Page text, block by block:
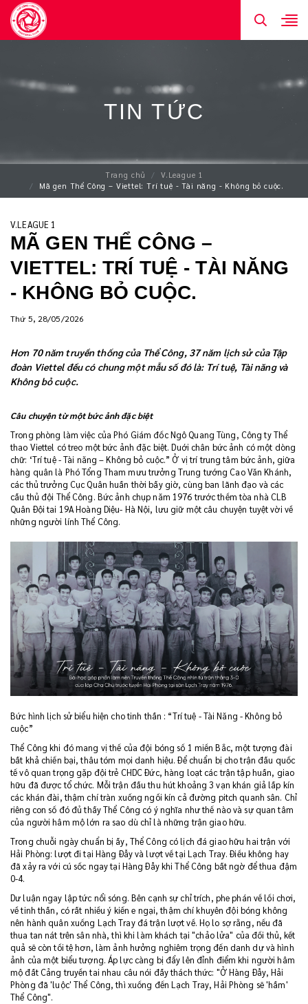
TIN TỨC
Trang chủ
V.League 1
Mã gen Thể Công – Viettel: Trí tuệ - Tài năng - Không bỏ cuộc.
V.LEAGUE 1
MÃ GEN THỂ CÔNG –
VIETTEL: TRÍ TUỆ - TÀI NĂNG
- KHÔNG BỎ CUỘC.
Thứ 5, 28/05/2026
Hơn 70 năm truyền thống của Thể Công, 37 năm lịch sử của Tập
đoàn Viettel đều có chung một mẫu số đó là: Trí tuệ, Tài năng và
Không bỏ cuộc.
Câu chuyện từ một bức ảnh đặc biệt
Trong phòng làm việc của Phó Giám đốc Ngô Quang Tùng, Công ty Thể
thao Viettel có treo một bức ảnh đặc biệt. Duới chân bức ảnh có một dòng
chữ: ‘Trí tuệ - Tài năng – Không bỏ cuộc.” Ở vị trí trung tâm bức ảnh, giữa
hàng quân là Phó Tổng Tham mưu trưởng Trung tướng Cao Văn Khánh,
các thủ trưởng Cục Quân huấn thời bấy giờ, cùng ban lãnh đạo và các
cầu thủ đội Thể Công. Bức ảnh chụp năm 1976 trước thềm tòa nhà CLB
Quân Đội tai 19A Hoàng Diệu- Hà Nội, lưu giữ một câu chuyện tuyệt vời về
những người lính Thể Công.
Bức hình lịch sử biểu hiện cho tinh thần : “Trí tuệ - Tài Năng - Không bỏ
cuộc”
Thể Công khi đó mang vị thế của đội bóng số 1 miền Bắc, một tượng đài
bất khả chiến bại, thâu tóm mọi danh hiệu. Để chuẩn bị cho trận đấu quốc
tế vô quan trọng gặp đội trẻ CHDC Đức, hàng loạt các trận tập huấn, giao
hữu đã được tổ chức. Mỗi trận đấu thu hút khoảng 3 vạn khán giả lấp kín
các khán đài, thậm chí tràn xuống ngồi kín cả đường pitch quanh sân. Chỉ
riêng con số đó đủ thấy Thể Công có ý nghĩa như thế nào và sự quan tâm
của người hâm mộ lớn ra sao dù chỉ là những trận giao hữu.
Trong chuỗi ngày chuẩn bị ấy, Thể Công có lịch đá giao hữu hai trận với
Hải Phòng: lượt đi tại Hàng Đẫy và lượt về tại Lạch Tray. Điều không hay
đã xảy ra với cú sốc ngay tại Hàng Đẫy khi Thể Công bất ngờ để thua đậm
0-4.
Dư luận ngay lập tức nổi sóng. Bên cạnh sự chỉ trích, phe phán về lối chơi,
về tinh thần, có rất nhiều ý kiến e ngại, thậm chí khuyên đội bóng không
nên hành quân xuống Lạch Tray đá trận lượt về. Họ lo sợ rằng, nếu đã
thua tan nát trên sân nhà, thì khi làm khách tại "chảo lửa" của đối thủ, kết
quả sẽ còn tồi tệ hơn, làm ảnh hưởng nghiêm trọng đến danh dự và hình
ảnh của một biểu tượng. Áp lực càng bị đẩy lên đỉnh điểm khi người hâm
mộ đất Cảng truyền tai nhau câu nói đầy thách thức: "Ở Hàng Đẫy, Hải
Phòng đã 'luộc' Thể Công, thì xuống đến Lạch Tray, Hải Phòng sẽ 'hầm'
Thể Công".